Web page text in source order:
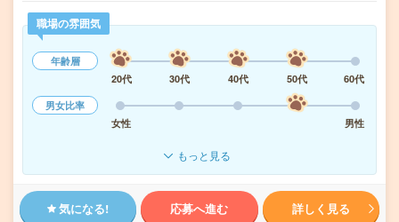
職場の雰囲気
年齢層
20代
30代 40代 50代
60代
男女比率
女性
男性
もっと見る
気になる! 応募へ進む 詳しく見る